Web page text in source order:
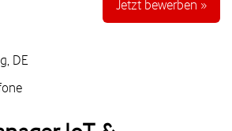
Jetzt bewerben »
DE